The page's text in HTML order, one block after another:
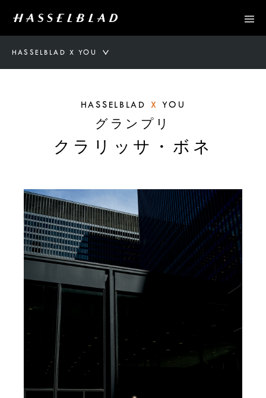
HASSELBLAD X YOU
HASSELBLAD X YOU
グランプリ
クラリッサ・ボネ